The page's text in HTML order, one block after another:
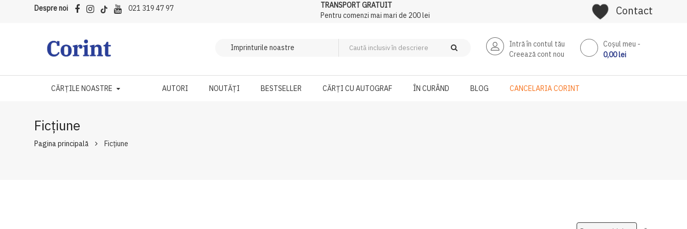
Despre noi 021 319 47 97
TRANSPORT GRATUIT
Pentru comenzi mai mari de 200 lei
Contact
Intră în contul tău
Creează cont nou
Coşul meu
0,00 lei
CĂRȚILE NOASTRE AUTORI NOUTĂȚI BESTSELLER CĂRȚI CU AUTOGRAF ÎN CURÂND BLOG CANCELARIA CORINT
Ficțiune
Pagina principală Ficțiune